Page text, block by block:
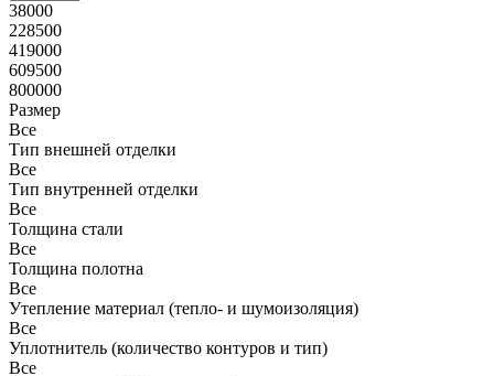
38000
228500
419000
609500
800000
Размер
Все
Тип внешней отделки
Все
Тип внутренней отделки
Все
Толщина стали
Все
Толщина полотна
Все
Утепление материал (тепло- и шумоизоляция)
Все
Уплотнитель (количество контуров и тип)
Все